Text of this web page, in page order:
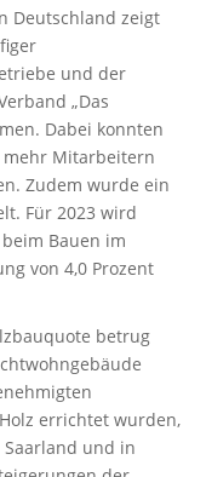
Deutschland zeigt
und der
„Das
Dabei konnten
Mitarbeitern
Zudem wurde ein
Für 2023 wird
Bauen im
von 4,0 Prozent
betrug
errichtet wurden,
und in